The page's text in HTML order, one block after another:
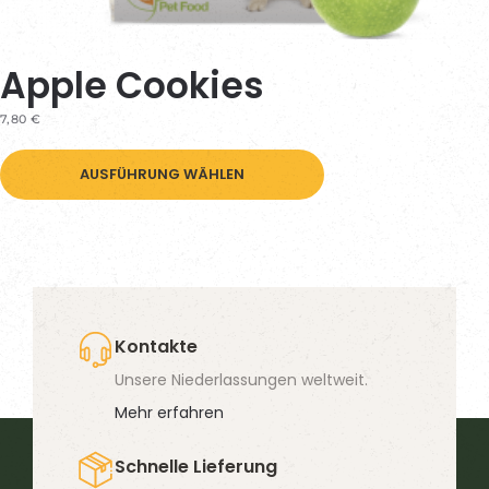
Apple Cookies
7,80 €
AUSFÜHRUNG WÄHLEN
Produkt
Optionen
Kontakte
Unsere Niederlassungen weltweit.
Mehr erfahren
Schnelle Lieferung